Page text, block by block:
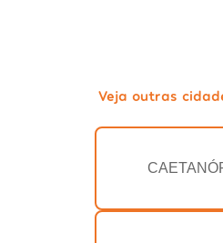
Veja outras